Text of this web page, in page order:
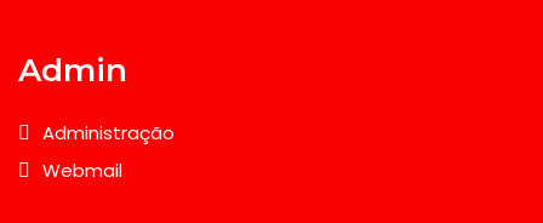
Admin
Administração
Webmail